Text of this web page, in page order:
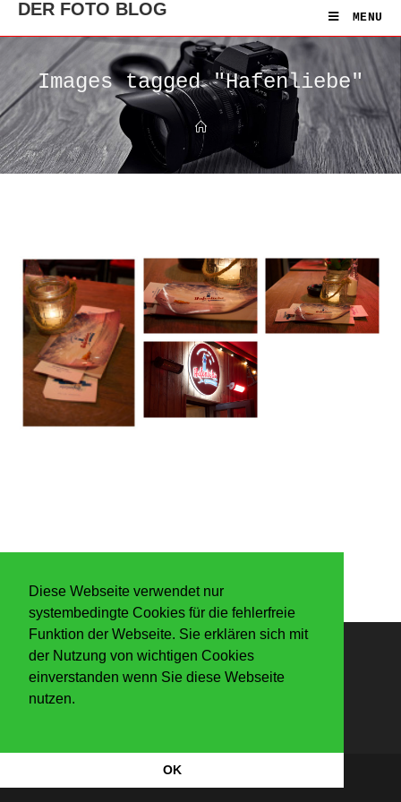
Diese Webseite verwendet nur
systembedingte Cookies für die fehlerfreie
Funktion der Webseite. Sie erklären sich mit
der Nutzung von wichtigen Cookies
einverstanden wenn Sie diese Webseite
nutzen.
OK
DER FOTO BLOG MENU
Images tagged "Hafenliebe"
Anmelden
Datenschutzerkärung